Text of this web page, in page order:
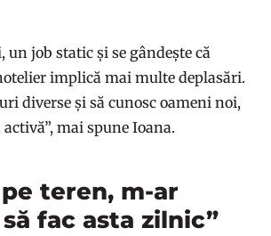
un job static și se gândește că
implică mai multe deplasări.
diverse și să cunosc oameni noi,
mai spune Ioana.
teren, m-ar
fac asta zilnic”